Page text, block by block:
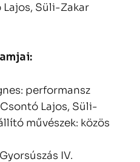
Süli-Zakar
performansz
Lajos, Süli-
művészek: közös
IV.